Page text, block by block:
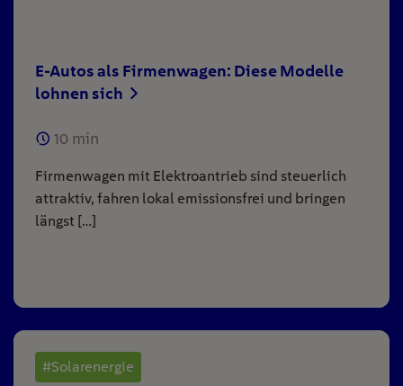
E-Autos als Firmenwagen: Diese Modelle
lohnen sich
10 min
Firmenwagen mit Elektroantrieb sind steuerlich
attraktiv, fahren lokal emissionsfrei und bringen
längst […]
#Solarenergie